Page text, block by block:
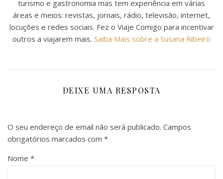
turismo e gastronomia mas tem experiência em várias
áreas e meios: revistas, jornais, rádio, televisão, internet,
locuções e redes sociais. Fez o Viaje Comigo para incentivar
outros a viajarem mais. Saiba Mais sobre a Susana Ribeiro
DEIXE UMA RESPOSTA
O seu endereço de email não será publicado. Campos
obrigatórios marcados com *
Nome *